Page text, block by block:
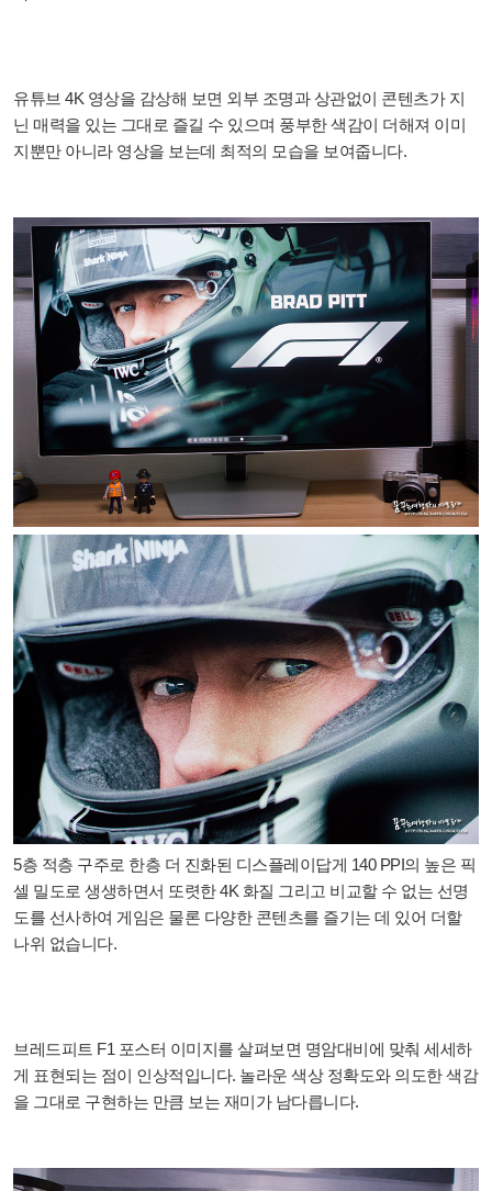
유튜브 4K 영상을 감상해 보면 외부 조명과 상관없이 콘텐츠가 지
닌 매력을 있는 그대로 즐길 수 있으며 풍부한 색감이 더해져 이미
지뿐만 아니라 영상을 보는데 최적의 모습을 보여줍니다.
5층 적층 구주로 한층 더 진화된 디스플레이답게 140 PPI의 높은 픽
셀 밀도로 생생하면서 또렷한 4K 화질 그리고 비교할 수 없는 선명
도를 선사하여 게임은 물론 다양한 콘텐츠를 즐기는 데 있어 더할
나위 없습니다.
브레드피트 F1 포스터 이미지를 살펴보면 명암대비에 맞춰 세세하
게 표현되는 점이 인상적입니다. 놀라운 색상 정확도와 의도한 색감
을 그대로 구현하는 만큼 보는 재미가 남다릅니다.